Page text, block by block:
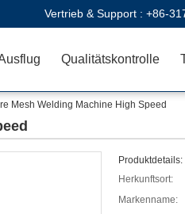
Vertrieb & Support : +86-
Qualitätskontrolle
Mesh Welding Machine High Speed
Produktdetails:
Herkunftsort:
Markenname: